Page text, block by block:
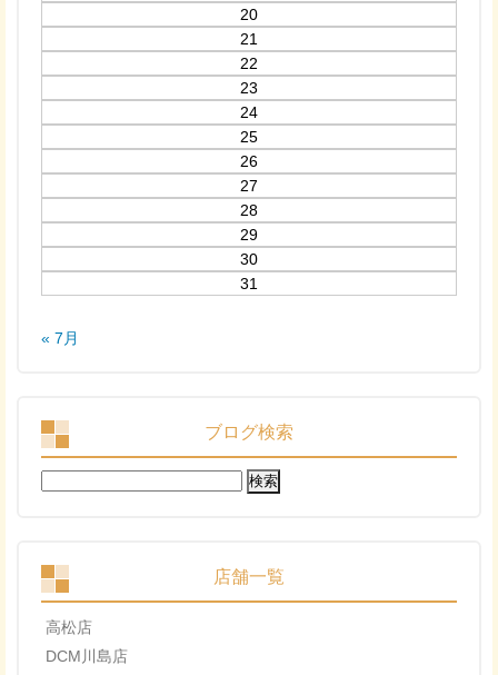
20
21
22
23
24
25
26
27
28
29
30
31
« 7月
ブログ検索
検
索:
店舗一覧
高松店
DCM川島店